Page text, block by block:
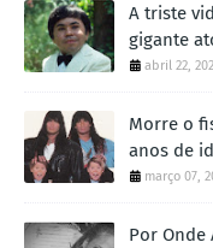
A triste
gigante
abril 22,
Morre o
anos de
março 07,
Por Onde